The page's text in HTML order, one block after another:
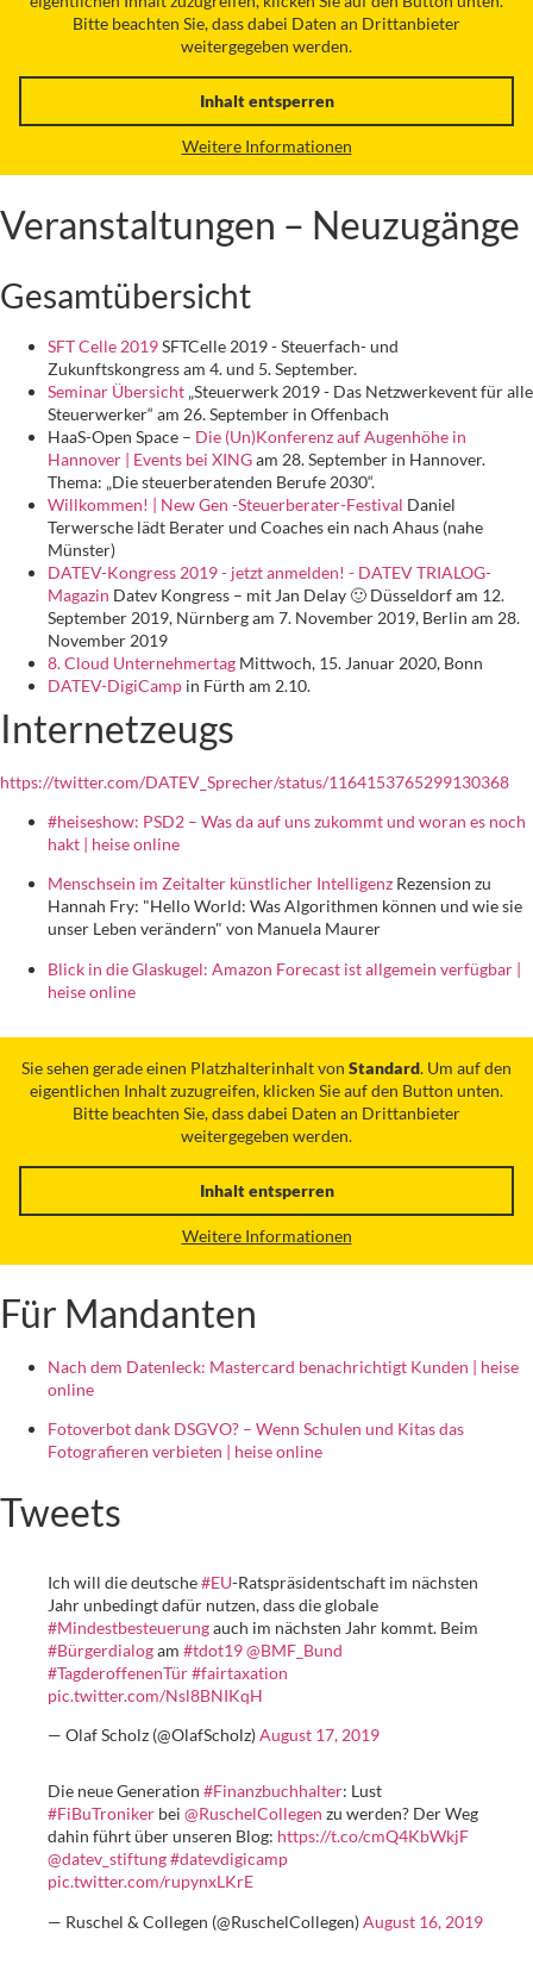
Bitte beachten Sie, dass dabei Daten an Drittanbieter
weitergegeben werden.
Inhalt entsperren
Weitere Informationen
Veranstaltungen – Neuzugänge
Gesamtübersicht
SFT Celle 2019SFTCelle 2019 - Steuerfach- und
Zukunftskongress am 4. und 5. September.
Seminar Übersicht „Steuerwerk 2019 - Das Netzwerkevent für alle
Steuerwerker“ am 26. September in Offenbach
HaaS-Open Space – Die (Un)Konferenz auf Augenhöhe in
Hannover | Events bei XINGam 28. September in Hannover.
Thema: „Die steuerberatenden Berufe 2030“.
Willkommen! | New Gen -Steuerberater-Festival Daniel
Terwersche lädt Berater und Coaches ein nach Ahaus (nahe
Münster)
DATEV-Kongress 2019 - jetzt anmelden! - DATEV TRIALOG-
Magazin Datev Kongress – mit Jan Delay 🙂 Düsseldorf am 12.
September 2019, Nürnberg am 7. November 2019, Berlin am 28.
November 2019
8. Cloud Unternehmertag Mittwoch, 15. Januar 2020, Bonn
DATEV-DigiCamp in Fürth am 2.10.
Internetzeugs
https://twitter.com/DATEV_Sprecher/status/1164153765299130368
#heiseshow: PSD2 – Was da auf uns zukommt und woran es noch
hakt | heise online
Menschsein im Zeitalter künstlicher Intelligenz Rezension zu
Hannah Fry: "Hello World: Was Algorithmen können und wie sie
unser Leben verändern" von Manuela Maurer
Blick in die Glaskugel: Amazon Forecast ist allgemein verfügbar |
heise online
Sie sehen gerade einen Platzhalterinhalt von Standard. Um auf den
eigentlichen Inhalt zuzugreifen, klicken Sie auf den Button unten.
Bitte beachten Sie, dass dabei Daten an Drittanbieter
weitergegeben werden.
Inhalt entsperren
Weitere Informationen
Für Mandanten
Nach dem Datenleck: Mastercard benachrichtigt Kunden | heise
online
Fotoverbot dank DSGVO? – Wenn Schulen und Kitas das
Fotografieren verbieten | heise online
Tweets
Ich will die deutsche#EU-Ratspräsidentschaft im nächsten
Jahr unbedingt dafür nutzen, dass die globale
#Mindestbesteuerungauch im nächsten Jahr kommt. Beim
#Bürgerdialogam #tdot19@BMF_Bund
#TagderoffenenTür#fairtaxation
pic.twitter.com/Nsl8BNIKqH
— Olaf Scholz (@OlafScholz)August 17, 2019
Die neue Generation #Finanzbuchhalter: Lust
#FiBuTroniker bei @RuschelCollegen zu werden? Der Weg
dahin führt über unseren Blog: https://t.co/cmQ4KbWkjF
@datev_stiftung#datevdigicamp
pic.twitter.com/rupynxLKrE
— Ruschel & Collegen (@RuschelCollegen)August 16, 2019